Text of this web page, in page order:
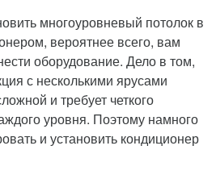
многоуровневый потолок в
вероятнее всего, вам
оборудование. Дело в том,
с несколькими ярусами
и требует четкого
уровня. Поэтому намного
и установить кондиционер